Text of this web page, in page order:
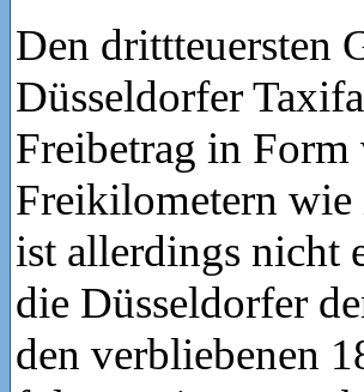
Den drittteuersten
Düsseldorfer
Freibetrag in
Freikilometern
ist allerdings nicht
die Düsseldorfer
den verbliebenen